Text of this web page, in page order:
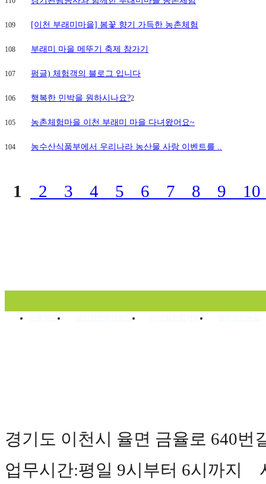
109 [이천 부래미마을] 봄꽃 향기 가득한 농촌체험
108 부래미 마을 메뚜기 축제 참가기
107 펌글) 체험객의 블로그 입니다
106 행복한 민박을 원하시나요?2
105 농촌체험마을 이천 부래미 마을 다녀왔어요~
104 농수산식품부에서 우리나라 농산물 사랑 이벤트를 ..
1 2 3 4 5 6 7 8 9
경기도 이천시 율면 금율로 640
업무시간:평일 9시부터 6시까지